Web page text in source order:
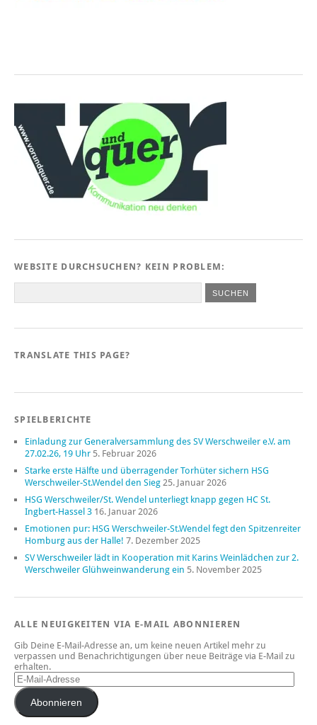
WEBSITE DURCHSUCHEN? KEIN PROBLEM:
TRANSLATE THIS PAGE?
SPIELBERICHTE
Einladung zur Generalversammlung des SV Werschweiler e.V. am
27.02.26, 19 Uhr 5. Februar 2026
Starke erste Hälfte und überragender Torhüter sichern HSG
Werschweiler-St.Wendel den Sieg 25. Januar 2026
HSG Werschweiler/St. Wendel unterliegt knapp gegen HC St.
Ingbert-Hassel 3 16. Januar 2026
Emotionen pur: HSG Werschweiler-St.Wendel fegt den Spitzenreiter
Homburg aus der Halle! 7. Dezember 2025
SV Werschweiler lädt in Kooperation mit Karins Weinlädchen zur 2.
Werschweiler Glühweinwanderung ein 5. November 2025
ALLE NEUIGKEITEN VIA E-MAIL ABONNIEREN
Gib Deine E-Mail-Adresse an, um keine neuen Artikel mehr zu
verpassen und Benachrichtigungen über neue Beiträge via E-Mail zu
erhalten.
Abonnieren